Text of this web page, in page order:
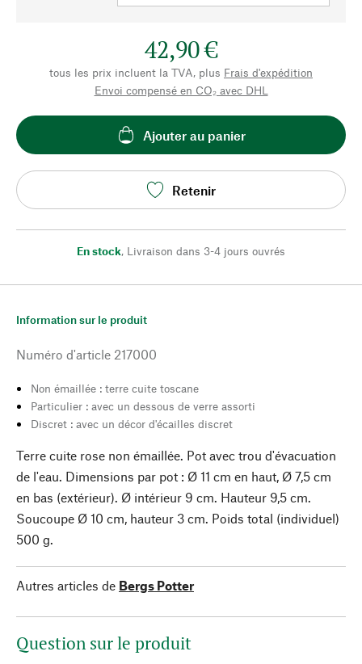
42,90 €
tous les prix incluent la TVA, plus Frais d'expédition
Envoi compensé en CO₂ avec DHL
Ajouter au panier
Retenir
En stock, Livraison dans 3-4 jours ouvrés
Information sur le produit
Numéro d'article 217000
Non émaillée : terre cuite toscane
Particulier : avec un dessous de verre assorti
Discret : avec un décor d'écailles discret
Terre cuite rose non émaillée. Pot avec trou d'évacuation
de l'eau. Dimensions par pot : Ø 11 cm en haut, Ø 7,5 cm
en bas (extérieur). Ø intérieur 9 cm. Hauteur 9,5 cm.
Soucoupe Ø 10 cm, hauteur 3 cm. Poids total (individuel)
500 g.
Autres articles de Bergs Potter
Question sur le produit